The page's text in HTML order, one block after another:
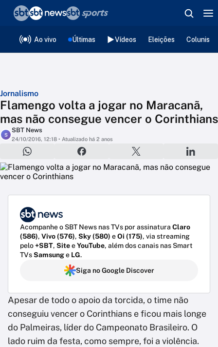
Ao vivo Últimas Vídeos Eleições
Jornalismo
Flamengo volta a jogar no Maracanã,
mas não consegue vencer o Corinthians
S
SBT News
24/10/2016, 12:18 • Atualizado há 2 anos
Acompanhe o SBT News nas TVs por assinatura Claro
(586), Vivo (576), Sky (580) eOi (175), via streaming
pelo+SBT, SiteeYouTube, além dos canais nas Smart
TVsSamsunge LG.
Siga no Google Discover
Apesar de todo o apoio da torcida, o time não
conseguiu vencer o Corinthians e ficou mais longe
do Palmeiras, líder do Campeonato Brasileiro. O
lado ruim da festa, como sempre, foi a violência.
❮voltar
Editorias